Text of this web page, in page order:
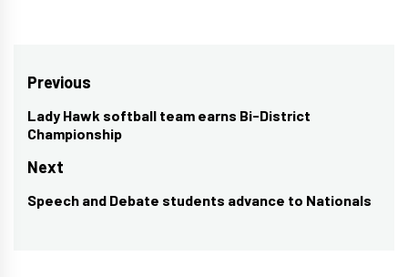
Post
navigation
Previous
Previous
post:
Lady Hawk softball team earns Bi-District
Championship
Next
Next
Speech and Debate students advance to Nationals